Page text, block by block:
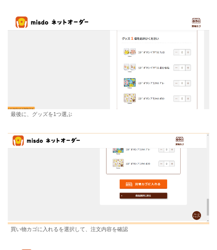
最後に、グッズを1つ選ぶ
買い物カゴに入れるを選択して、注文内容を確認